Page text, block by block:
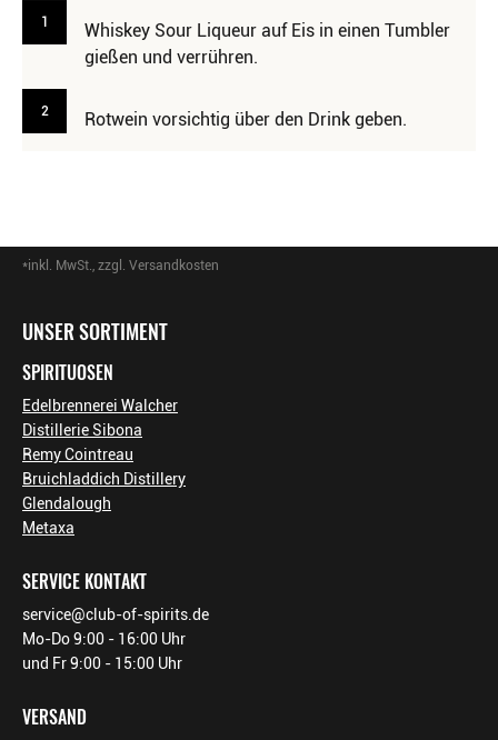
1
Whiskey Sour Liqueur auf Eis in einen Tumbler
gießen und verrühren.
2 Rotwein vorsichtig über den Drink geben.
*inkl. MwSt., zzgl. Versandkosten
UNSER SORTIMENT
SPIRITUOSEN
Edelbrennerei Walcher
Distillerie Sibona
Remy Cointreau
Bruichladdich Distillery
Glendalough
Metaxa
SERVICE KONTAKT
service@club-of-spirits.de
Mo-Do 9:00 - 16:00 Uhr
und Fr 9:00 - 15:00 Uhr
VERSAND